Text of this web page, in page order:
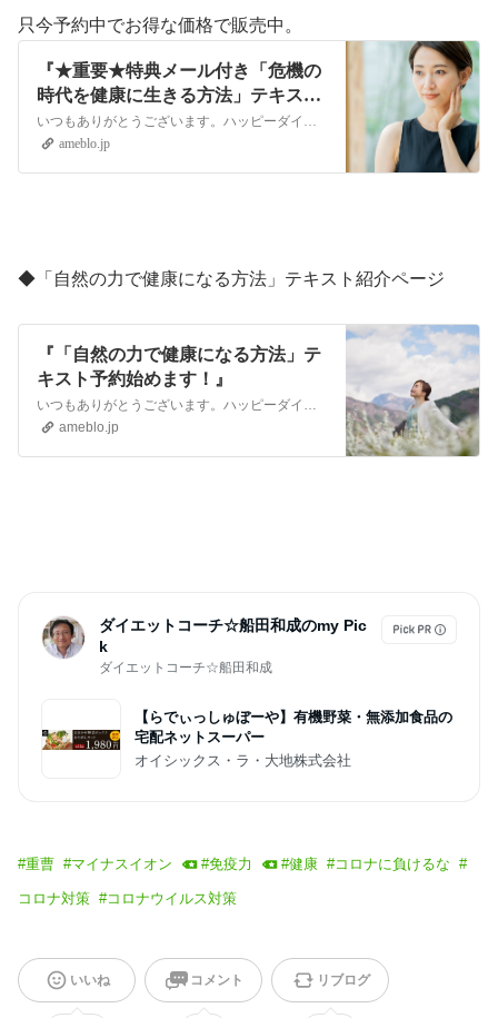
只今予約中でお得な価格で販売中。
『★重要★特典メール付き「危機の
時代を健康に生きる方法」テキスト
予約を販売中！』
いつもありがとうございます。ハッピーダイエットの船田です。 コロナのパンデミック詐欺の前と、それ以降の現代では、ハッキリ言って健康法が変わりました。 コロナワ…
ameblo.jp
◆ 「自然の力で健康になる方法」テキスト紹介ページ
『「自然の力で健康になる方法」テ
キスト予約始めます！』
いつもありがとうございます。ハッピーダイエットライフの船田です。 新しいテキストを作ります。タイトルの予定は「自然の力で健康になる方法」です。 闇権力の作った…
ameblo.jp
ダイエットコーチ☆船田和成のmy Pic
k
ダイエットコーチ☆船田和成
【らでぃっしゅぼーや】有機野菜・無添加食品の
宅配ネットスーパー
オイシックス・ラ・大地株式会社
#重曹 #マイナスイオン #免疫力 #健康 #コロナに負けるな #
コロナ対策 #コロナウイルス対策
いいね コメント リブログ